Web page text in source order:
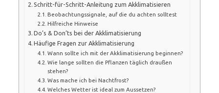
Schritt-für-Schritt-Anleitung zum Akklimatisieren
Beobachtungssignale, auf die du achten solltest
Hilfreiche Hinweise
Do’s & Don’ts bei der Akklimatisierung
Häufige Fragen zur Akklimatisierung
Wann sollte ich mit der Akklimatisierung beginnen?
Wie lange sollten die Pflanzen täglich draußen
stehen?
Was mache ich bei Nachtfrost?
Welches Wetter ist ideal zum Aussetzen?